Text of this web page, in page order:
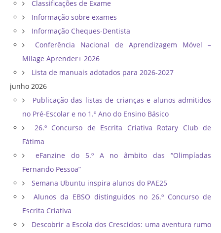
Classificações de Exame
Informação sobre exames
Informação Cheques-Dentista
Conferência Nacional de Aprendizagem Móvel –
Milage Aprender+ 2026
Lista de manuais adotados para 2026-2027
junho 2026
Publicação das listas de crianças e alunos admitidos
no Pré-Escolar e no 1.º Ano do Ensino Básico
26.º Concurso de Escrita Criativa Rotary Club de
Fátima
eFanzine do 5.º A no âmbito das “Olimpíadas
Fernando Pessoa”
Semana Ubuntu inspira alunos do PAE25
Alunos da EBSO distinguidos no 26.º Concurso de
Escrita Criativa
Descobrir a Escola dos Crescidos: uma aventura rumo